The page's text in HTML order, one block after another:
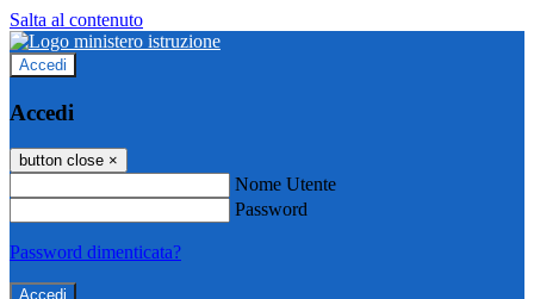
Salta al contenuto
Accedi
Accedi
button close ×
Nome Utente
Password
Password dimenticata?